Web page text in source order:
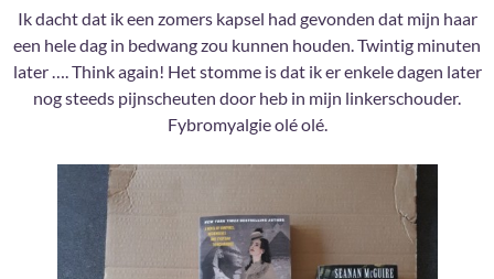
Ik dacht dat ik een zomers kapsel had gevonden dat mijn haar
een hele dag in bedwang zou kunnen houden. Twintig minuten
later …. Think again! Het stomme is dat ik er enkele dagen later
nog steeds pijnscheuten door heb in mijn linkerschouder.
Fybromyalgie olé olé.